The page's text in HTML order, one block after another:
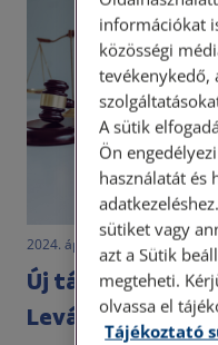
2024. április 11. •
Új társasági jogi
Leválás
információkat
közösségi
tevékenykedő,
A sütik
Ön
használatát és
sütiket vagy
azt a Sütik
megteheti.
olvassa el
Tájékoztató